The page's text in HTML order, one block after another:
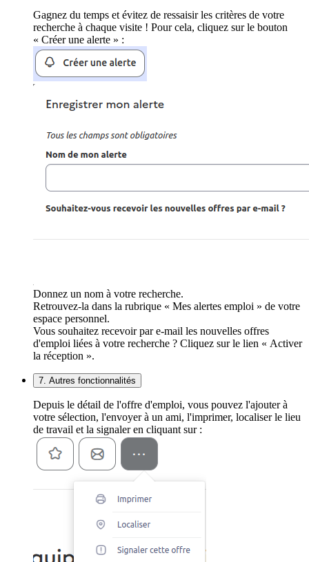
Gagnez du temps et évitez de ressaisir les critères de votre
recherche à chaque visite ! Pour cela, cliquez sur le bouton
« Créer une alerte » :
Donnez un nom à votre recherche.
Retrouvez-la dans la rubrique « Mes alertes emploi » de votre
espace personnel.
Vous souhaitez recevoir par e-mail les nouvelles offres
d'emploi liées à votre recherche ? Cliquez sur le lien « Activer
la réception ».
7. Autres fonctionnalités
Depuis le détail de l'offre d'emploi, vous pouvez l'ajouter à
votre sélection, l'envoyer à un ami, l'imprimer, localiser le lieu
de travail et la signaler en cliquant sur :